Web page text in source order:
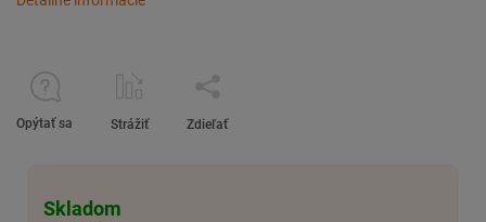
Skladom
Opýtať sa Strážiť Zdieľať